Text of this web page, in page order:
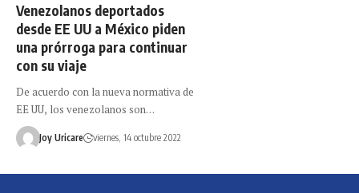
Venezolanos deportados
desde EE UU a México piden
una prórroga para continuar
con su viaje
De acuerdo con la nueva normativa de
EE UU, los venezolanos son…
Joy Uricare viernes, 14 octubre 2022